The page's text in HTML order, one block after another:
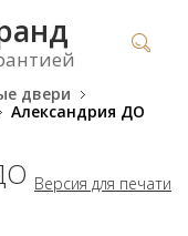
двери
Александрия ДО
Версия для печати